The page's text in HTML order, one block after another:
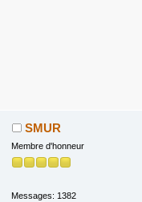
SMUR
Membre d'honneur
Messages: 1382